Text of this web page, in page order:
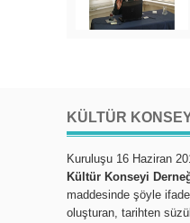
KÜLTÜR
Kuruluşu 16 Haziran
Kültür Konseyi
maddesinde şöyle
oluşturan, tarihten